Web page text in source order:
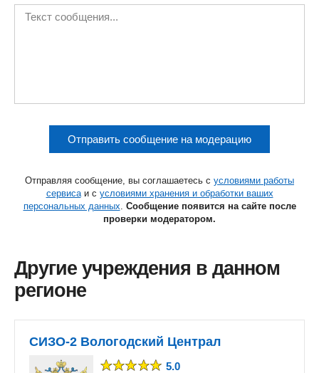
Отправить сообщение на модерацию
Отправляя сообщение, вы соглашаетесь с условиями работы
сервисаи с условиями хранения и обработки ваших
персональных данных. Сообщение появится на сайте после
проверки модератором.
Другие учреждения в данном
регионе
СИЗО-2 Вологодский Централ
5.0